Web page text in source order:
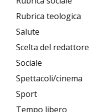
Rubrica teologica
Salute
Scelta del redattore
Sociale
Spettacoli/cinema
Sport
Tempo libero